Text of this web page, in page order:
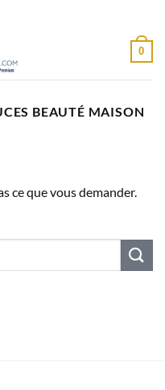
0
BEAUTÉ MAISON
ce que vous demander.